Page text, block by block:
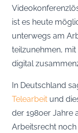
ist es heute
unterwegs am
teilzunehmen,
digital
In Deutschland
Telearbeit und
der 1980er Jahre
Arbeitsrecht